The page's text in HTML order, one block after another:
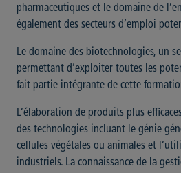
pharmaceutiques et le domaine de
également des secteurs d’emploi
Le domaine des biotechnologies, un
permettant d’exploiter toutes les
fait partie intégrante de cette
L’élaboration de produits plus
des technologies incluant le génie
cellules végétales ou animales et
industriels. La connaissance de la